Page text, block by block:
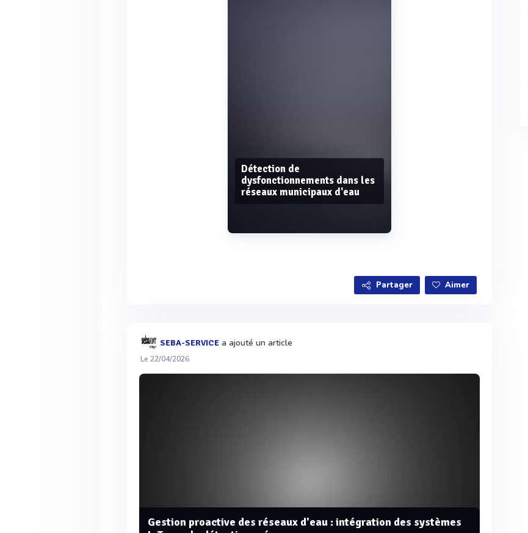
Détection de
dysfonctionnements dans les
réseaux municipaux d'eau
Partager Aimer
SEBA-SERVICE a ajouté un article
Le 22/04/2026
Gestion proactive des réseaux d'eau : intégration des systèmes